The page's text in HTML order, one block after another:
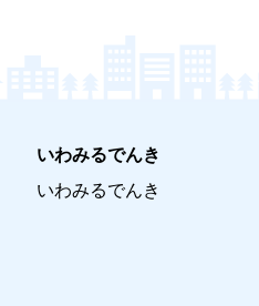
いわみるでんき
いわみるでんき